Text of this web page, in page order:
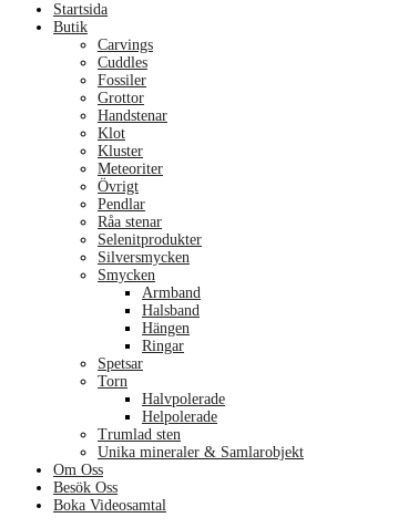
Startsida
Butik
Carvings
Cuddles
Fossiler
Grottor
Handstenar
Klot
Kluster
Meteoriter
Övrigt
Pendlar
Råa stenar
Selenitprodukter
Silversmycken
Smycken
Armband
Halsband
Hängen
Ringar
Spetsar
Torn
Halvpolerade
Helpolerade
Trumlad sten
Unika mineraler & Samlarobjekt
Om Oss
Besök Oss
Boka Videosamtal